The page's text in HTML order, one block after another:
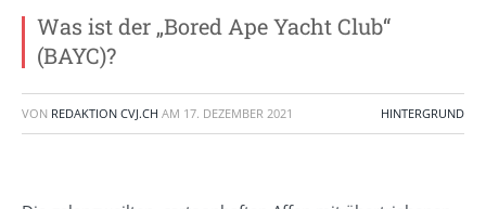
Was ist der „Bored Ape Yacht Club“
(BAYC)?
VON REDAKTION CVJ.CH AM 17. DEZEMBER 2021 HINTERGRUND